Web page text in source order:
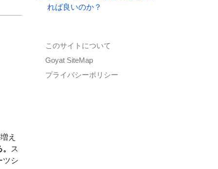
え
ス
ツシ
れば良いのか？
このサイトについて
Goyat SiteMap
プライバシーポリシー